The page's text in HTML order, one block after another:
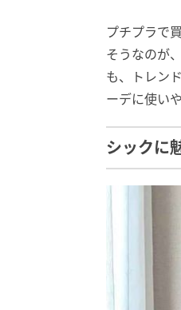
プチプラで
そうなのが
も、トレン
ーデに使い
シックに